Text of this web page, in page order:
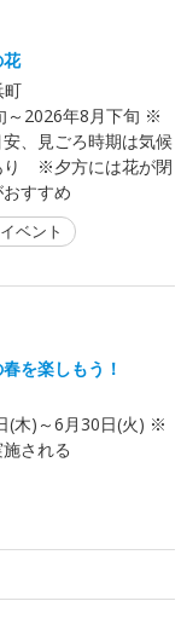
町
～2026年8月下旬 ※
、見ごろ時期は気候
り ※夕方には花が閉
すすめ
ベント
を楽しもう！
(木)～6月30日(火) ※
される